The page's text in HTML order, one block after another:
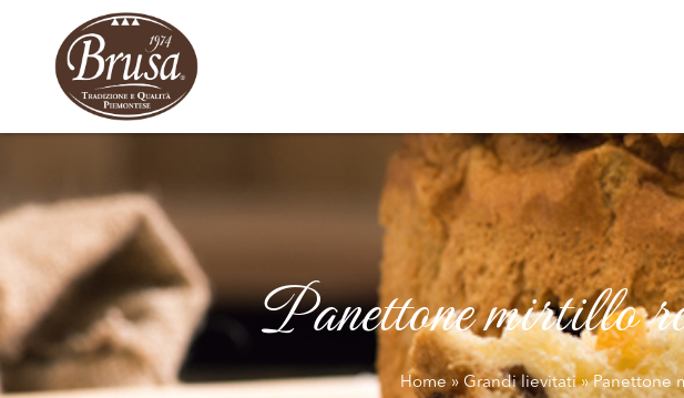
Panettone mirtillo
Home »Grandi lievitati»Panettone